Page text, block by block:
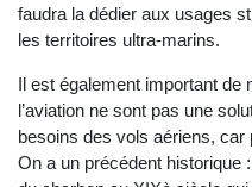
faudra la dédier aux usages
les territoires ultra-marins.
Il est également important de
l’aviation ne sont pas une
besoins des vols aériens, car
On a un précédent historique